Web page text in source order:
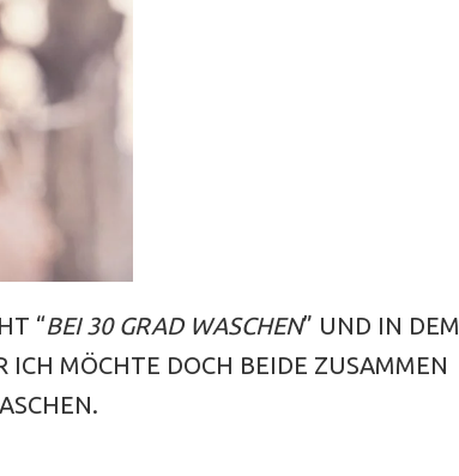
“BEI 30 GRAD WASCHEN” UND IN DEM
ICH MÖCHTE DOCH BEIDE ZUSAMMEN